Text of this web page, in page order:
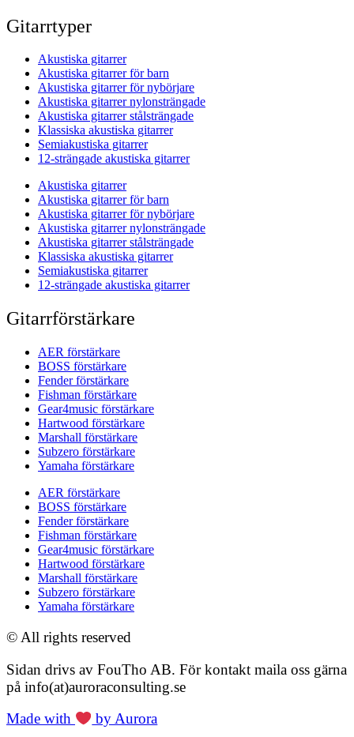
Gitarrtyper
Akustiska gitarrer
Akustiska gitarrer för barn
Akustiska gitarrer för nybörjare
Akustiska gitarrer nylonsträngade
Akustiska gitarrer stålsträngade
Klassiska akustiska gitarrer
Semiakustiska gitarrer
12-strängade akustiska gitarrer
Akustiska gitarrer
Akustiska gitarrer för barn
Akustiska gitarrer för nybörjare
Akustiska gitarrer nylonsträngade
Akustiska gitarrer stålsträngade
Klassiska akustiska gitarrer
Semiakustiska gitarrer
12-strängade akustiska gitarrer
Gitarrförstärkare
AER förstärkare
BOSS förstärkare
Fender förstärkare
Fishman förstärkare
Gear4music förstärkare
Hartwood förstärkare
Marshall förstärkare
Subzero förstärkare
Yamaha förstärkare
AER förstärkare
BOSS förstärkare
Fender förstärkare
Fishman förstärkare
Gear4music förstärkare
Hartwood förstärkare
Marshall förstärkare
Subzero förstärkare
Yamaha förstärkare
© All rights reserved
Sidan drivs av FouTho AB. För kontakt maila oss gärna
på info(at)auroraconsulting.se
Made with
by Aurora